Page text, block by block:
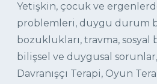
Yetişkin, çocuk ve
problemleri, duygu durum
bozuklukları, travma, sosyal
bilişsel ve duygusal
Davranışçı Terapi, Oyun